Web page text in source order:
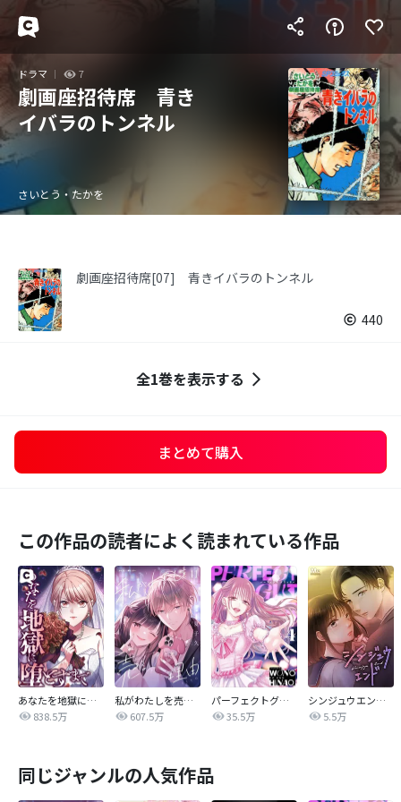
ドラマ 7
劇画座招待席 青き
イバラのトンネル
さいとう・たかを
劇画座招待席[07] 青きイバラのトンネル
440
全1巻を表示する
まとめて購入
この作品の読者によく読まれている作品
あなたを地獄に堕とすまで
838.5万
私がわたしを売る理由
607.5万
パーフェクトグリッター
35.5万
シンジュウエンド【タテヨミ】
5.5万
同じジャンルの人気作品